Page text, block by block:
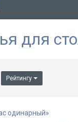
для
Рейтингу